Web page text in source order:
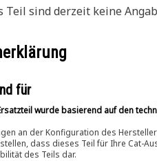
Teil sind derzeit keine
für​
wurde basierend auf den
an der Konfiguration des
dass dieses Teil für Ihre Cat-
des Teils dar.